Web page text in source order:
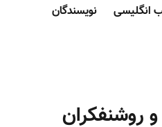
انگلیسی نویسندگان
روشنفکران